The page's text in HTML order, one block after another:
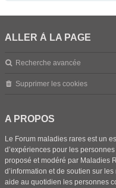
ALLER À LA PAGE
Recherche avancée
Supprimer les cookies
A PROPOS
Le Forum maladies rares est un
d’expériences pour les
proposé et modéré par Maladies
d’information et de soutien sur
aide au quotidien les personnes